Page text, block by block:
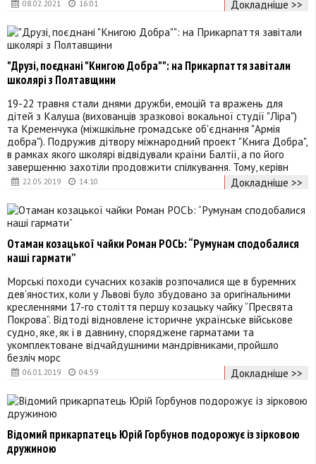
08.02.2021 16:01
Докладніше >>
22.05.2019 14:10
"Друзі, поєднані "Книгою Добра"": на Прикарпаття завітали
школярі з Полтавщини
19-22 травня стали днями дружби, емоцій та вражень для
дітей з Калуша (вихованців зразкової вокальної студії "Ліра")
та Кременчука (міжшкільне громадське об'єднання "Армія
добра"). Подружив дітвору міжнародний проект "Книга Добра",
в рамках якого школярі відвідували країни Балтії, а по його
завершенню захотіли продовжити спілкування. Тому, керівн
Докладніше >>
06.01.2019 04:59
Отаман козацької чайки Роман РОСЬ: “Румунам сподобалися
наші гармати”
Морські походи сучасних козаків розпочалися ще в буремних
дев’яностих, коли у Львові було збудовано за оригінальними
кресленнями 17-го століття першу козацьку чайку “Пресвята
Покрова”. Відтоді відновлене історичне українське військове
судно, яке, як і в давнину, споряджене гарматами та
укомплектоване відчайдушними мандрівниками, пройшло
безліч морс
Докладніше >>
Відомий прикарпатець Юрій Горбунов подорожує із зірковою
дружиною